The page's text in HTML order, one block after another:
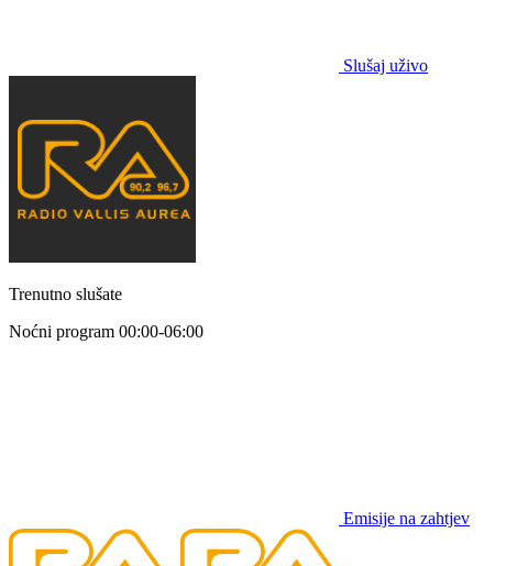
Slušaj uživo
Trenutno slušate
Noćni program 00:00-06:00
Emisije na zahtjev